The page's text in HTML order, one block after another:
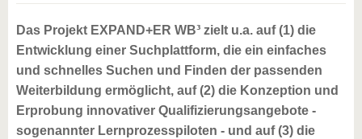
Das Projekt EXPAND+ER WB³ zielt u.a. auf (1) die
Entwicklung einer Suchplattform, die ein einfaches
und schnelles Suchen und Finden der passenden
Weiterbildung ermöglicht, auf (2) die Konzeption und
Erprobung innovativer Qualifizierungsangebote -
sogenannter Lernprozesspiloten - und auf (3) die